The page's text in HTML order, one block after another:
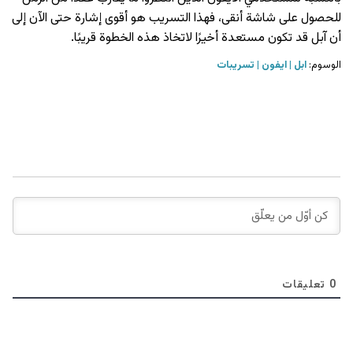
للحصول على شاشة أنقى، فهذا التسريب هو أقوى إشارة حتى الآن إلى
أن آبل قد تكون مستعدة أخيرًا لاتخاذ هذه الخطوة قريبًا.
الوسوم: ابل ايفون تسريبات
0 تعليقات